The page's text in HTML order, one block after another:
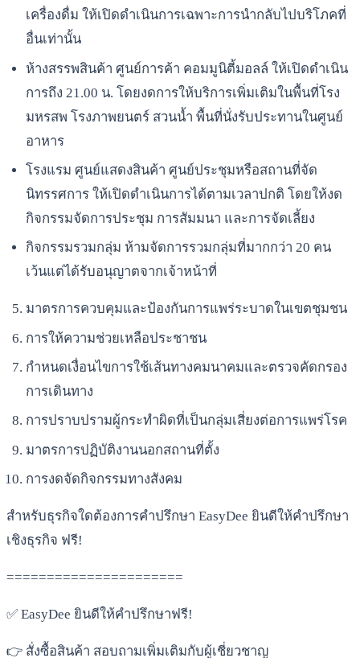
เครื่องดื่ม ให้เปิดดำเนินการเฉพาะการนำกลับไปบริโภคที่
อื่นเท่านั้น
ห้างสรรพสินค้า ศูนย์การค้า คอมมูนิตี้มอลล์ ให้เปิดดำเนิน
การถึง 21.00 น. โดยงดการให้บริการเพิ่มเติมในพื้นที่โรง
มหรสพ โรงภาพยนตร์ สวนน้ำ พื้นที่นั่งรับประทานในศูนย์
อาหาร
โรงแรม ศูนย์แสดงสินค้า ศูนย์ประชุมหรือสถานที่จัด
นิทรรศการ ให้เปิดดำเนินการได้ตามเวลาปกติ โดยให้งด
กิจกรรมจัดการประชุม การสัมมนา และการจัดเลี้ยง
กิจกรรมรวมกลุ่ม ห้ามจัดการรวมกลุ่มที่มากกว่า 20 คน
เว้นแต่ได้รับอนุญาตจากเจ้าหน้าที่
มาตรการควบคุมและป้องกันการแพร่ระบาดในเขตชุมชน
การให้ความช่วยเหลือประชาชน
กำหนดเงื่อนไขการใช้เส้นทางคมนาคมและตรวจคัดกรอง
การเดินทาง
การปราบปรามผู้กระทำผิดที่เป็นกลุ่มเสี่ยงต่อการแพร่โรค
มาตรการปฏิบัติงานนอกสถานที่ตั้ง
การงดจัดกิจกรรมทางสังคม
สำหรับธุรกิจใดต้องการคำปรึกษา EasyDee ยินดีให้คำปรึกษา
เชิงธุรกิจ ฟรี!
======================
✅ EasyDee ยินดีให้คำปรึกษาฟรี!
👉 สั่งซื้อสินค้า สอบถามเพิ่มเติมกับผู้เชี่ยวชาญ